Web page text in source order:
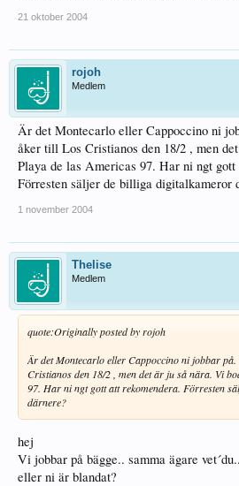
21 oktober 2004
rojoh
Medlem
Är det Montecarlo eller Cappoccino ni
åker till Los Cristianos den 18/2 , men
Playa de las Americas 97. Har ni ngt gott
Förresten säljer de billiga digitalkameror
1 november 2004
Thelise
Medlem
quote:Originally posted by rojoh
Är det Montecarlo eller Cappoccino ni jobbar
Cristianos den 18/2 , men det är ju så nära. Vi
97. Har ni ngt gott att rekomendera. Förresten
därnere?
hej
Vi jobbar på bägge.. samma ägare
eller ni är blandat?